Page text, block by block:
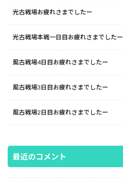
光古戦場お疲れさまでしたー
光古戦場本戦一日目お疲れさまでしたー
風古戦場4日目お疲れさまでしたー
風古戦場3日目お疲れさまでしたー
風古戦場2日目お疲れさまでしたー
最近のコメント